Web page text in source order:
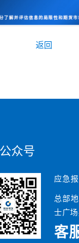
返回
众号
应急
总部
士广
客